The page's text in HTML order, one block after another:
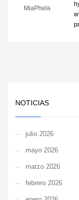
MiaPhela
NOTICIAS
julio 2026
mayo 2026
marzo 2026
febrero 2026